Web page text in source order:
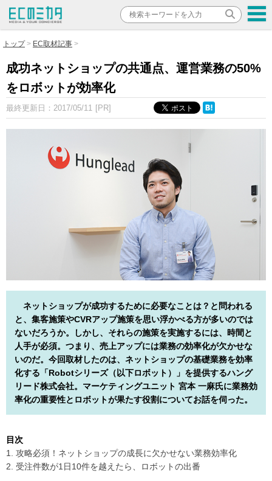
トップ EC取材記事
成功ネットショップの共通点、運営業務の50%
をロボットが効率化
最終更新日： 2017/05/11 [PR]
ネットショップが成功するために必要なことは？と問われる
と、集客施策やCVRアップ施策を思い浮かべる方が多いのでは
ないだろうか。しかし、それらの施策を実施するには、時間と
人手が必須。つまり、売上アップには業務の効率化が欠かせな
いのだ。今回取材したのは、ネットショップの基礎業務を効率
化する「Robotシリーズ（以下ロボット）」を提供するハング
リード株式会社。マーケティングユニット 宮本 一麻氏に業務効
率化の重要性とロボットが果たす役割についてお話を伺った。
目次
1. 攻略必須！ネットショップの成長に欠かせない業務効率化
2. 受注件数が1日10件を越えたら、ロボットの出番